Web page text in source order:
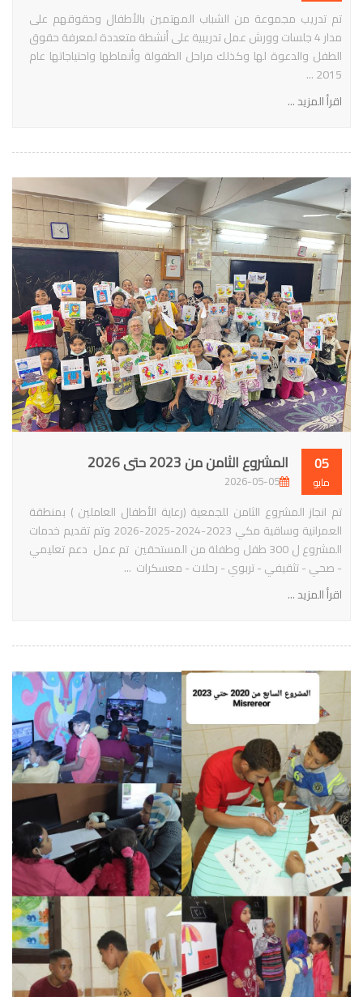
تم تدريب مجموعة من الشباب المهتمين بالأطفال وحقوقهم على
مدار 4 جلسات وورش عمل تدريبية على أنشطة متعددة لمعرفة حقوق
الطفل والدعوة لها وكذلك مراحل الطفولة وأنماطها واحتياجاتها عام
2015 ...
اقرأ المزيد ...
05
مايو
المشروع الثامن من 2023 حتى 2026
2026-05-05
تم انجاز المشروع الثامن للجمعية (رعاية الأطفال العاملين ) بمنطقة
العمرانية وساقية مكي 2023-2024-2025-2026 وتم تقديم خدمات
المشروع ل 300 طفل وطفلة من المستحقين تم عمل دعم تعليمي
- صحي - تثقيفي - تربوي - رحلات - معسكرات ...
اقرأ المزيد ...